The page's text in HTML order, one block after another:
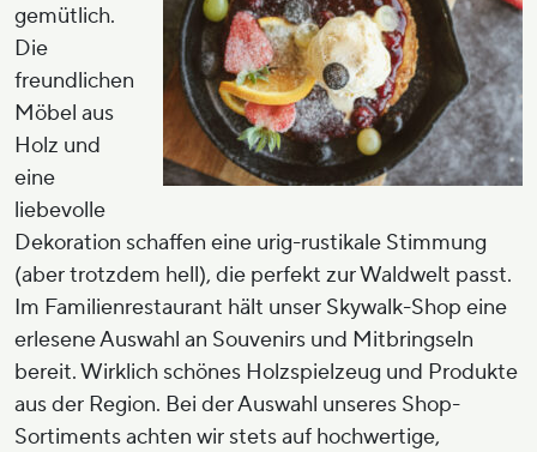
gemütlich.
Die
freundlichen
Möbel aus
Holz und
eine
liebevolle
Dekoration schaffen eine urig-rustikale Stimmung
(aber trotzdem hell), die perfekt zur Waldwelt passt.
Im Familienrestaurant hält unser Skywalk-Shop eine
erlesene Auswahl an Souvenirs und Mitbringseln
bereit. Wirklich schönes Holzspielzeug und Produkte
aus der Region. Bei der Auswahl unseres Shop-
Sortiments achten wir stets auf hochwertige,